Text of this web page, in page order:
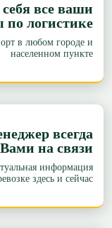
все ваши
по логистике
в любом городе и
населенном пункте
всегда
на связи
информация
здесь и сейчас